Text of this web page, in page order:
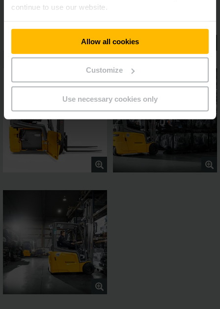
continue to use our website.
Allow all cookies
Customize
Use necessary cookies only